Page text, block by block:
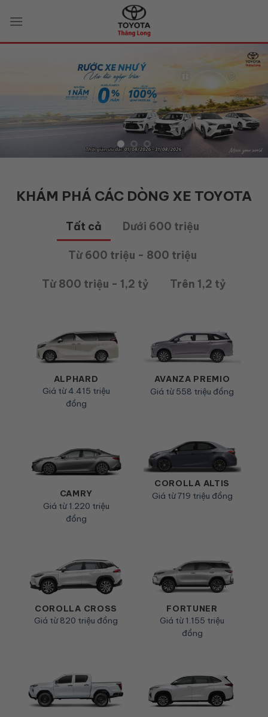
KHÁM PHÁ CÁC DÒNG XE TOYOTA
Tất cả Dưới 600 triệu
Từ 600 triệu - 800 triệu
Từ 800 triệu - 1,2 tỷ Trên 1,2 tỷ
ALPHARD
Giá từ 4.415 triệu
đồng
AVANZA PREMIO
Giá từ 558 triệu đồng
CAMRY
Giá từ 1.220 triệu
đồng
COROLLA ALTIS
Giá từ 719 triệu đồng
COROLLA CROSS
Giá từ 820 triệu đồng
FORTUNER
Giá từ 1.155 triệu
đồng